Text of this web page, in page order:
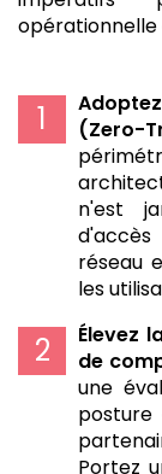
(Zero-
n'est
réseau
les
Élevez
de
une
posture
Portez